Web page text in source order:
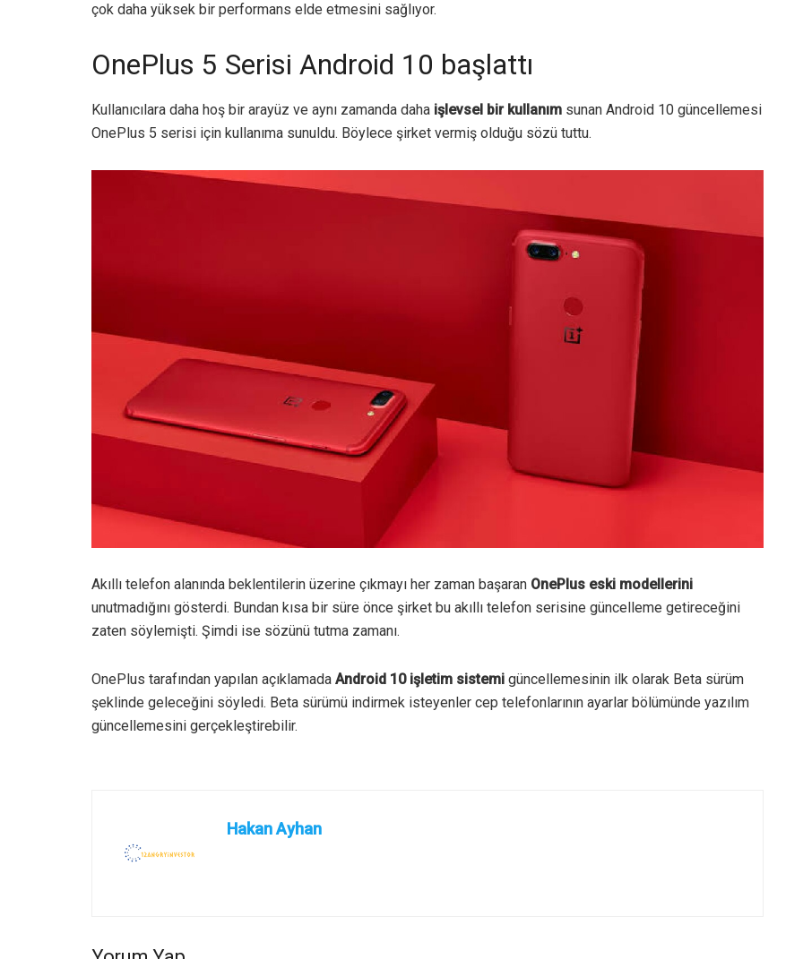
çok daha yüksek bir performans elde etmesini sağlıyor.
OnePlus 5 Serisi Android 10 başlattı
Kullanıcılara daha hoş bir arayüz ve aynı zamanda daha işlevsel bir kullanım sunan Android 10 güncellemesi
OnePlus 5 serisi için kullanıma sunuldu. Böylece şirket vermiş olduğu sözü tuttu.
Akıllı telefon alanında beklentilerin üzerine çıkmayı her zaman başaran OnePlus eski modellerini
unutmadığını gösterdi. Bundan kısa bir süre önce şirket bu akıllı telefon serisine güncelleme getireceğini
zaten söylemişti. Şimdi ise sözünü tutma zamanı.
OnePlus tarafından yapılan açıklamada Android 10 işletim sistemi güncellemesinin ilk olarak Beta sürüm
şeklinde geleceğini söyledi. Beta sürümü indirmek isteyenler cep telefonlarının ayarlar bölümünde yazılım
güncellemesini gerçekleştirebilir.
Hakan Ayhan